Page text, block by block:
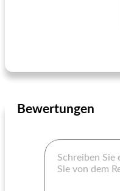
Bewertungen